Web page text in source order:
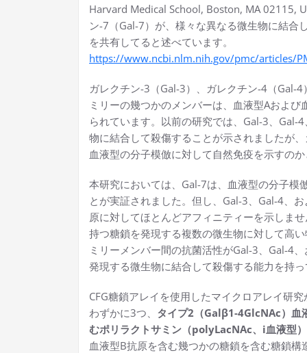
Harvard Medical School, Boston, MA 02115,
ン-7（Gal-7）が、様々な異なる微生物に結合
を共有してると述べています。
https://www.ncbi.nlm.nih.gov/pmc/articles/
ガレクチン-3（Gal-3）、ガレクチン-4（Gal-
ミリーの幾つかのメンバーは、血液型Aおよ
られています。以前の研究では、Gal-3、Gal-
物に結合して殺傷することが示されましたが
血液型の分子模倣に対して自然免疫を示すの
本研究においては、Gal-7は、血液型の分子模
とが実証されました。但し、Gal-3、Gal-4、
原に対してほとんどアフィニティーを示しま
持つ糖鎖を発現する複数の微生物に対して高
ミリーメンバー間の抗菌活性がGal-3、Gal-4
発現する微生物に結合して殺傷する能力を持
CFG糖鎖アレイを使用したマイクロアレイ研
わずかに3つ、 タイプ2（Galβ1-4GlcNAc）血
むポリラクトサミン（polyLacNAc、i血液型）
血液型B抗原を含む幾つかの糖鎖を含む糖鎖